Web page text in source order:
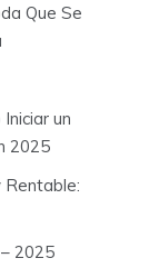
Que Se
un
2025
Rentable:
2025